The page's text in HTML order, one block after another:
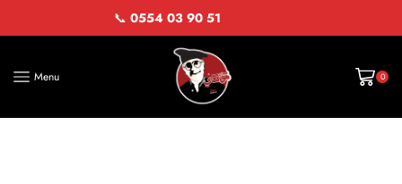
📞 0554 03 90 51
Menu 0